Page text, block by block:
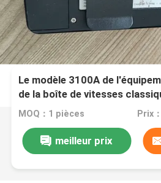
Le modèle 3100A de
de la boîte de vitesses
Plus 24H
MOQ：1 pièces
meilleur prix